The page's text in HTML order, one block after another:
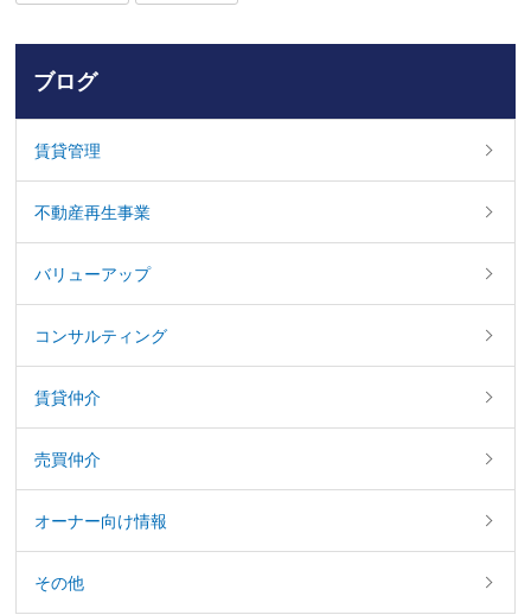
ブログ
賃貸管理
不動産再生事業
バリューアップ
コンサルティング
賃貸仲介
売買仲介
オーナー向け情報
その他